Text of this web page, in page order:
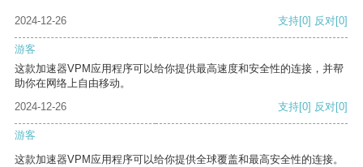
2024-12-26 支持[0] 反对[0]
游客
这款加速器VPM应用程序可以给你提供最高速度和安全性的连接，并帮
助你在网络上自由移动。
2024-12-26
支持[0] 反对[0]
游客
这款加速器VPM应用程序可以给你提供全球覆盖和最高安全性的连接。